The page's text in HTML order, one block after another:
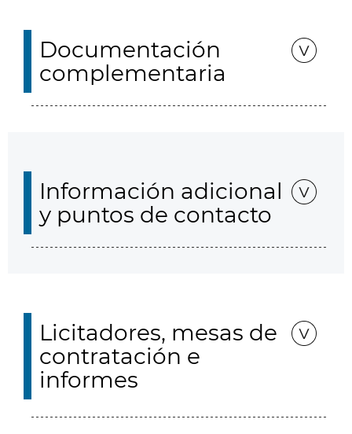
Documentación
complementaria
Información adicional
y puntos de contacto
Licitadores, mesas de
contratación e
informes